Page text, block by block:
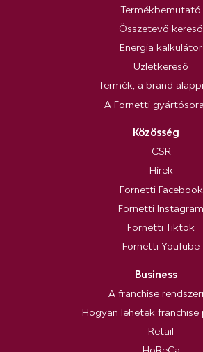
Termékbemutató
Összetevő kereső
Energia kalkulátor
Üzletkereső
Termék, a brand
A Fornetti
Közösség
CSR
Hírek
Fornetti Facebook
Fornetti Instagram
Fornetti Tiktok
Fornetti YouTube
Business
A franchise
Hogyan lehetek franchise
Retail